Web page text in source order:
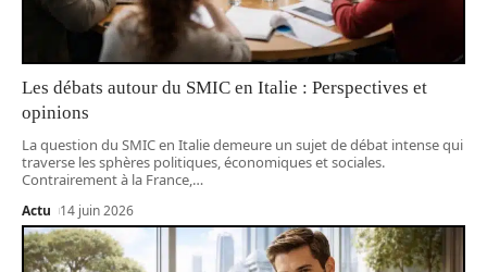
Les débats autour du SMIC en Italie : Perspectives et
opinions
La question du SMIC en Italie demeure un sujet de débat intense qui
traverse les sphères politiques, économiques et sociales.
Contrairement à la France,…
Actu 14 juin 2026